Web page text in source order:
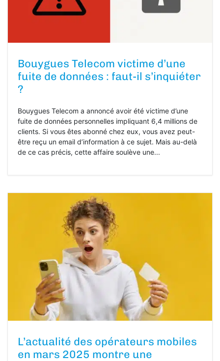
Bouygues Telecom victime d’une
fuite de données : faut-il s’inquiéter
?
Bouygues Telecom a annoncé avoir été victime d’une
fuite de données personnelles impliquant 6,4 millions de
clients. Si vous êtes abonné chez eux, vous avez peut-
être reçu un email d’information à ce sujet. Mais au-delà
de ce cas précis, cette affaire soulève une...
L’actualité des opérateurs mobiles
en mars 2025 montre une